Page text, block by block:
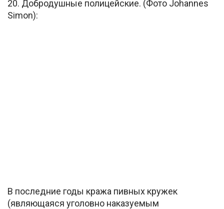
20. Добродушные полицейские. (Фото Johannes
Simon):
В последние годы кража пивных кружек
(являющаяся уголовно наказуемым